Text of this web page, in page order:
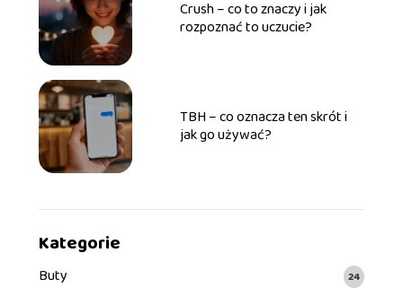
Crush – co to znaczy i jak
rozpoznać to uczucie?
TBH – co oznacza ten skrót i
jak go używać?
Kategorie
Buty 24